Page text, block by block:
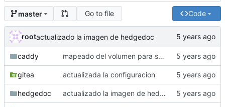
master Go to file Code
rootactualizado la imagen de hedgedoc
caddy mapeado del volumen para seccion arte
gitea actualizada la configuracion
hedgedoc actualizado la imagen de hedgedoc